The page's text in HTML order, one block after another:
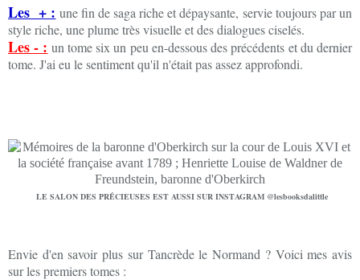
Les + : une fin de saga riche et dépaysante, servie toujours par un
style riche, une plume très visuelle et des dialogues ciselés.
Les - : un tome six un peu en-dessous des précédents et du dernier
tome. J'ai eu le sentiment qu'il n'était pas assez approfondi.
LE SALON DES PRÉCIEUSES EST AUSSI SUR INSTAGRAM @lesbooksdalittle
Envie d'en savoir plus sur Tancrède le Normand ? Voici mes avis
sur les premiers tomes :